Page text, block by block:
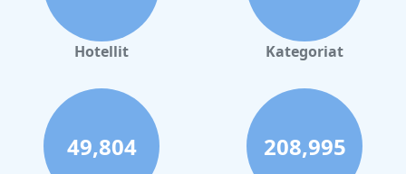
Hotellit Kategoriat
49,804 208,995